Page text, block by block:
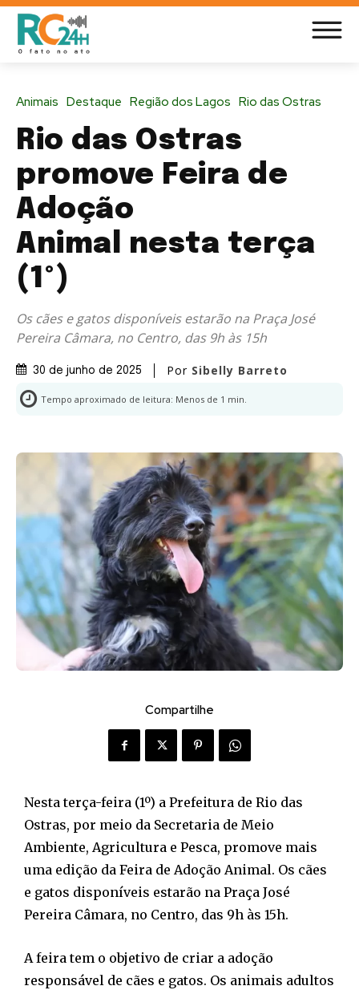
Animais Destaque Região dos Lagos Rio das Ostras
Rio das Ostras
promove Feira de
Adoção
Animal nesta terça
(1º)
Os cães e gatos disponíveis estarão na Praça José
Pereira Câmara, no Centro, das 9h às 15h
30 de junho de 2025 Por Sibelly Barreto
Tempo aproximado de leitura: Menos de 1 min.
Compartilhe
Nesta terça-feira (1º) a Prefeitura de Rio das
Ostras, por meio da Secretaria de Meio
Ambiente, Agricultura e Pesca, promove mais
uma edição da Feira de Adoção Animal. Os cães
e gatos disponíveis estarão na Praça José
Pereira Câmara, no Centro, das 9h às 15h.
A feira tem o objetivo de criar a adoção
responsável de cães e gatos. Os animais adultos